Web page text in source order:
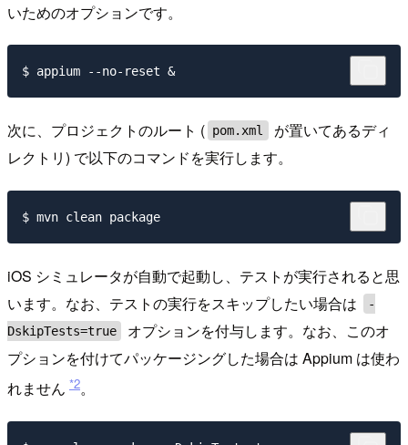
いためのオプションです。
次に、プロジェクトのルート ( pom.xml
が置いてあるディ
レクトリ) で以下のコマンドを実行します。
iOS シミュレータが自動で起動し、テストが実行されると思
います。なお、テストの実行をスキップしたい場合は
-
DskipTests=true
オプションを付与します。なお、このオ
プションを付けてパッケージングした場合は Appium は使わ
れません *2。